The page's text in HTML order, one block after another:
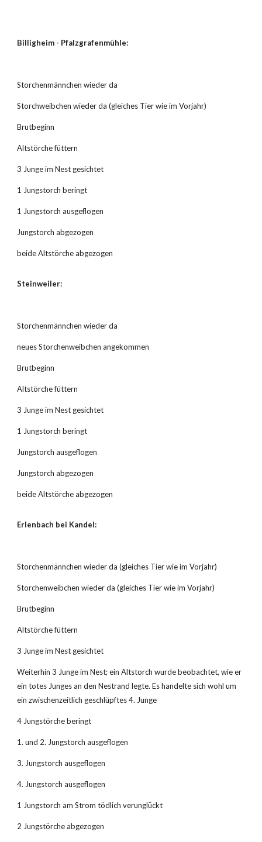
Billigheim - Pfalzgrafenmühle:
Storchenmännchen wieder da
Storchweibchen wieder da (gleiches Tier wie im Vorjahr)
Brutbeginn
Altstörche füttern
3 Junge im Nest gesichtet
1 Jungstorch beringt
1 Jungstorch ausgeflogen
Jungstorch abgezogen
beide Altstörche abgezogen
Steinweiler:
Storchenmännchen wieder da
neues Storchenweibchen angekommen
Brutbeginn
Altstörche füttern
3 Junge im Nest gesichtet
1 Jungstorch beringt
Jungstorch ausgeflogen
Jungstorch abgezogen
beide Altstörche abgezogen
Erlenbach bei Kandel:
Storchenmännchen wieder da (gleiches Tier wie im Vorjahr)
Storchenweibchen wieder da (gleiches Tier wie im Vorjahr)
Brutbeginn
Altstörche füttern
3 Junge im Nest gesichtet
Weiterhin 3 Junge im Nest; ein Altstorch wurde beobachtet, wie er
ein totes Junges an den Nestrand legte. Es handelte sich wohl um
ein zwischenzeitlich geschlüpftes 4. Junge
4 Jungstörche beringt
1. und 2. Jungstorch ausgeflogen
3. Jungstorch ausgeflogen
4. Jungstorch ausgeflogen
1 Jungstorch am Strom tödlich verunglückt
2 Jungstörche abgezogen